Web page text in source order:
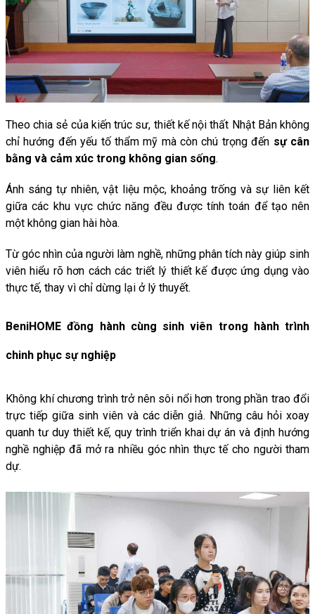
Theo chia sẻ của kiến trúc sư, thiết kế nội thất Nhật Bản không
chỉ hướng đến yếu tố thẩm mỹ mà còn chú trọng đến sự cân
bằng và cảm xúc trong không gian sống.
Ánh sáng tự nhiên,vật liệumộc, khoảng trống và sự liênkết
giữacác khu vực chứcnăng đều được tínhtoán để tạo nên
một không gian hài hòa.
Từgócnhìncủangười làm nghề, những phân tích nàygiúp sinh
viênhiểu rõhơn cáchcác triết lý thiếtkế được ứng dụngvào
thực tế, thay vì chỉ dừng lại ở lý thuyết.
BeniHOME đồng hành cùng sinh viên trong hành trình
chinh phục sự nghiệp
Không khíchương trình trở nên sôi nổi hơn trong phần trao đổi
trực tiếp giữa sinh viên và cácdiễngiả. Nhữngcâuhỏixoay
quanh tư duy thiết kế, quy trình triển khaidựánvàđịnhhướng
nghề nghiệpđã mởra nhiều gócnhìn thựctế cho ngườitham
dự.